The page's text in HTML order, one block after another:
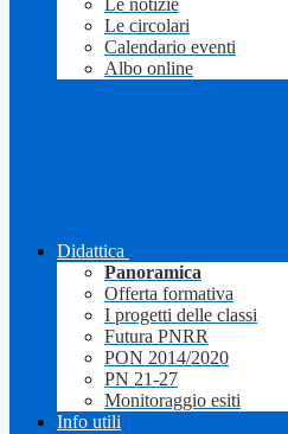
Le notizie
Le circolari
Calendario eventi
Albo online
Didattica
Panoramica
Offerta formativa
I progetti delle classi
Futura PNRR
PON 2014/2020
PN 21-27
Monitoraggio esiti
Info utili